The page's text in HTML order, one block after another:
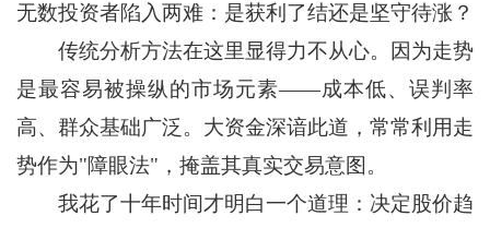
无数投资者陷入两难：是获利了结还是坚守待涨？
传统分析方法在这里显得力不从心。因为走势
是最容易被操纵的市场元素——成本低、误判率
高、群众基础广泛。大资金深谙此道，常常利用走
势作为"障眼法"，掩盖其真实交易意图。
我花了十年时间才明白一个道理：决定股价趋